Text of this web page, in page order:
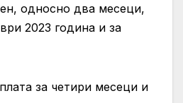
односно два месеци,
2023 година и за
за четири месеци и